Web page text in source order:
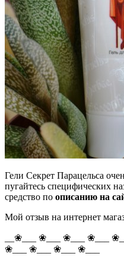
Гели Секрет Парацельса
пугайтесь специфических
средство по описанию на
Мой отзыв на интернет
__❀___ ❀___ ❀___ ❀___
❀___ ❀___ ❀___ ❀___